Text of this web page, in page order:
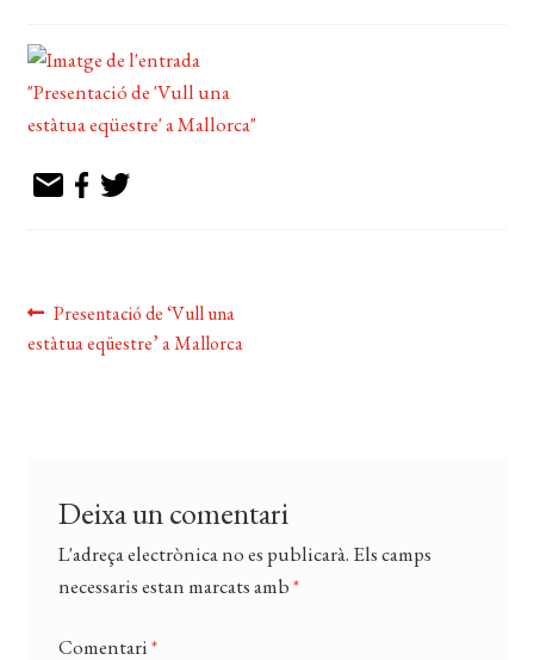
EL MEU COMPTE
CERCAR
Navegació
d'entrades
Entrada
anterior:
Presentació de ‘Vull una
estàtua eqüestre’ a Mallorca
Deixa un comentari
L'adreça electrònica no es publicarà. Els camps
necessaris estan marcats amb*
Comentari*